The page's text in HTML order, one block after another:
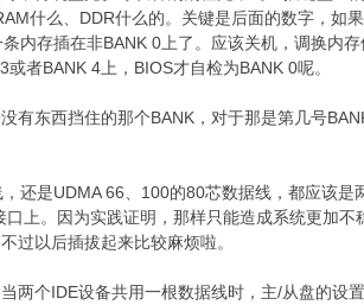
什么、DDR什么的。关键是后面的数字，如
内存插在非BANK 0上了。应该关机，调换内
者BANK 4上，BIOS才自检为BANK 0呢。
东西挡住的那个BANK，对于那是第几号
是UDMA 66、100的80芯数据线，都应该是
上。因为实践证明，那样只能造成系统更加
过以后插拔起来比较麻烦啦。
个IDE设备共用一根数据线时，主/从盘的设